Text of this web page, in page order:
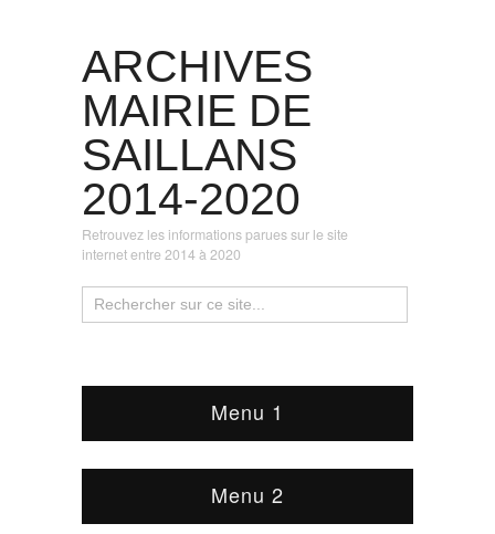
ARCHIVES
MAIRIE DE
SAILLANS
2014-2020
Retrouvez les informations parues sur le site
internet entre 2014 à 2020
Menu 1
Menu 2